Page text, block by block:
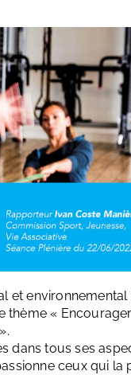
environnemental
thème «
dans tous ses
ceux qui la